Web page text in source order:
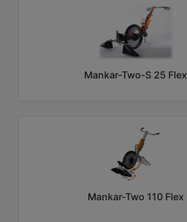
Mankar-Two-S 25 Flex
Mankar-Two 110 Flex